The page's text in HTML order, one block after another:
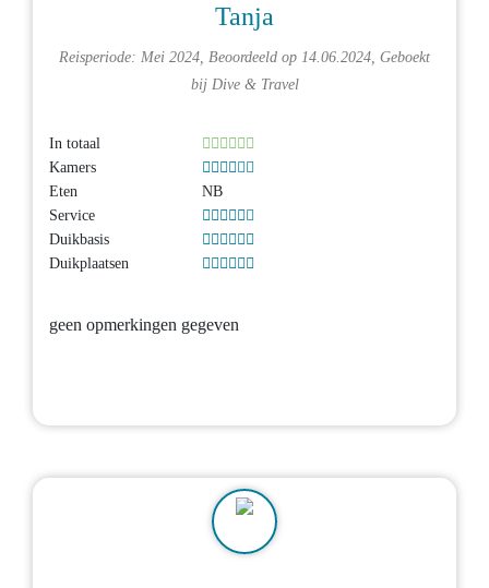
Tanja
Reisperiode: Mei 2024, Beoordeeld op 14.06.2024, Geboekt
bij Dive & Travel
In totaal
Kamers
Eten
NB
Service
Duikbasis
Duikplaatsen
geen opmerkingen gegeven